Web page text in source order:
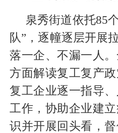
泉秀街道依托85
队”，逐幢逐层开展
落一企、不漏一人
方面解读复工复产
复工企业逐一指导
工作，协助企业建
识并开展回头看，